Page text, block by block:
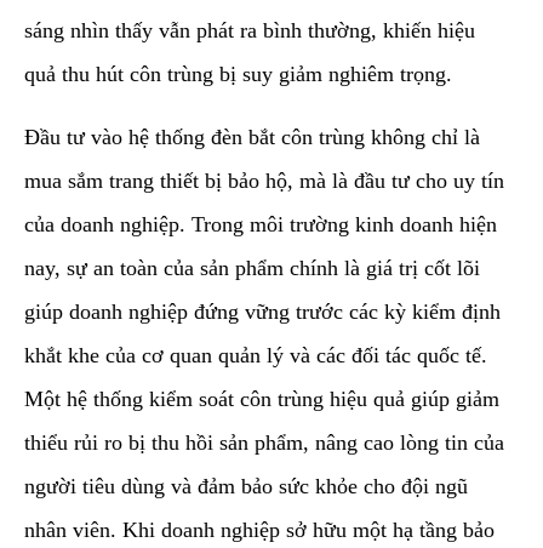
sáng nhìn thấy vẫn phát ra bình thường, khiến hiệu
quả thu hút côn trùng bị suy giảm nghiêm trọng.
​Đầu tư vào hệ thống đèn bắt côn trùng không chỉ là
mua sắm trang thiết bị bảo hộ, mà là đầu tư cho uy tín
của doanh nghiệp. Trong môi trường kinh doanh hiện
nay, sự an toàn của sản phẩm chính là giá trị cốt lõi
giúp doanh nghiệp đứng vững trước các kỳ kiểm định
khắt khe của cơ quan quản lý và các đối tác quốc tế.
Một hệ thống kiểm soát côn trùng hiệu quả giúp giảm
thiểu rủi ro bị thu hồi sản phẩm, nâng cao lòng tin của
người tiêu dùng và đảm bảo sức khỏe cho đội ngũ
nhân viên. Khi doanh nghiệp sở hữu một hạ tầng bảo